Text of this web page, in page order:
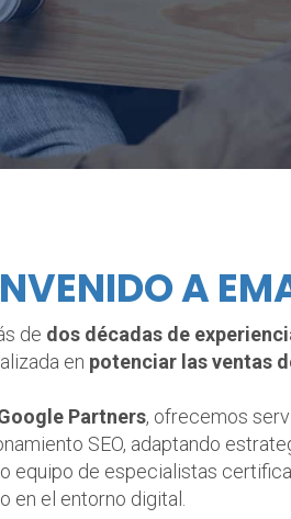
A
de dos décadas de
en potenciar las ventas
Partners, ofrecemos
SEO, adaptando
equipo de especialistas
en el entorno digital.